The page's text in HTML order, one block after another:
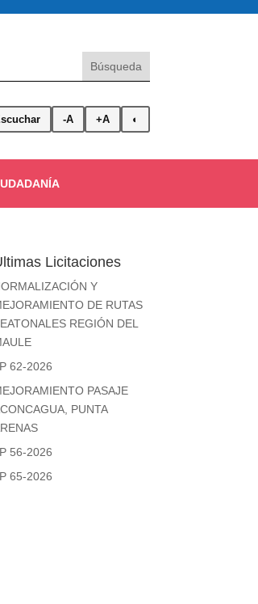
-A +A ◐
Licitaciones
Y
DE RUTAS
REGIÓN DEL
62-2026
PASAJE
PUNTA
56-2026
65-2026